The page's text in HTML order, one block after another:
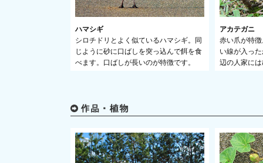
ハマシギ
シロチドリとよく似ているハマシギ。同
じように砂に口ばしを突っ込んで餌を食
べます。口ばしが長いのが特徴です。
アカテガニ
赤い爪が特
い線が入っ
辺の人家に